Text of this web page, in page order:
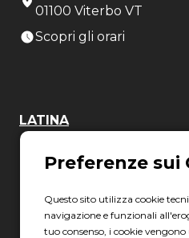
01100 Viterbo VT
Scopri gli orari
LATINA
Via Torre la Felce, 41/bis
04010 Latina LT
Scopri gli orari
Questo sito utilizza cookie
navigazione e funzionali
tuo consenso, i cookie